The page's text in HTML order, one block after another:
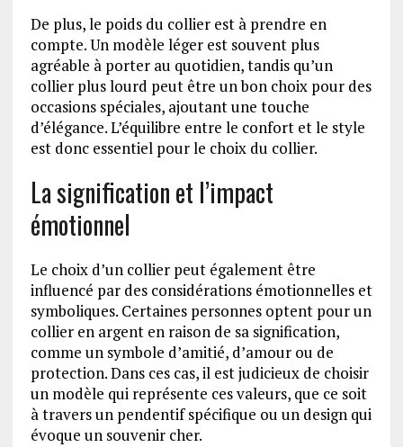
De plus, le poids du collier est à prendre en
compte. Un modèle léger est souvent plus
agréable à porter au quotidien, tandis qu’un
collier plus lourd peut être un bon choix pour des
occasions spéciales, ajoutant une touche
d’élégance. L’équilibre entre le confort et le style
est donc essentiel pour le choix du collier.
La signification et l’impact
émotionnel
Le choix d’un collier peut également être
influencé par des considérations émotionnelles et
symboliques. Certaines personnes optent pour un
collier en argent en raison de sa signification,
comme un symbole d’amitié, d’amour ou de
protection. Dans ces cas, il est judicieux de choisir
un modèle qui représente ces valeurs, que ce soit
à travers un pendentif spécifique ou un design qui
évoque un souvenir cher.